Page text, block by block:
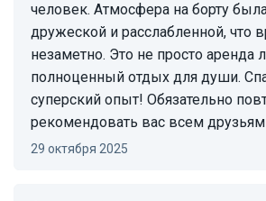
человек. Атмосфера на борту
дружеской и расслабленной, что
незаметно. Это не просто аренда
полноценный отдых для души.
суперский опыт! Обязательно
рекомендовать вас всем
29 октября 2025